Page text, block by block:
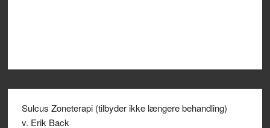
Sulcus Zoneterapi (tilbyder ikke længere behandling)
v. Erik Back